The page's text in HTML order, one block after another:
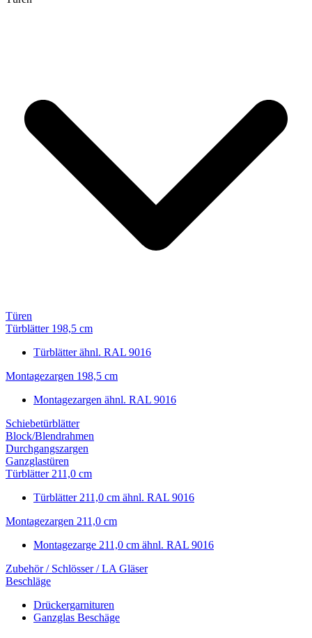
Türen
Türblätter 198,5 cm
Türblätter ähnl. RAL 9016
Montagezargen 198,5 cm
Montagezargen ähnl. RAL 9016
Schiebetürblätter
Block/Blendrahmen
Durchgangszargen
Ganzglastüren
Türblätter 211,0 cm
Türblätter 211,0 cm ähnl. RAL 9016
Montagezargen 211,0 cm
Montagezarge 211,0 cm ähnl. RAL 9016
Zubehör / Schlösser / LA Gläser
Beschläge
Drückergarnituren
Ganzglas Beschäge